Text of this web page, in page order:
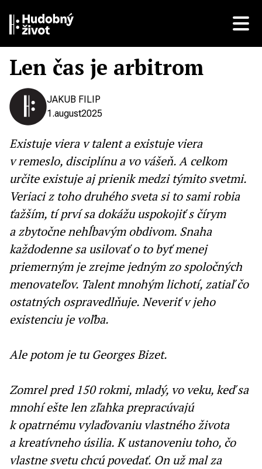
Len čas je arbitrom
JAKUB FILIP
1.august2025
Existuje viera v talent a existuje viera
v remeslo, disciplínu a vo vášeň. A celkom
určite existuje aj prienik medzi týmito svetmi.
Veriaci z toho druhého sveta si to sami robia
ťažším, tí prví sa dokážu uspokojiť s čírym
a zbytočne nehĺbavým obdivom. Snaha
každodenne sa usilovať o to byť menej
priemerným je zrejme jedným zo spoločných
menovateľov. Talent mnohým lichotí, zatiaľ čo
ostatných ospravedlňuje. Neveriť v jeho
existenciu je voľba.
Ale potom je tu Georges Bizet.
Zomrel pred 150 rokmi, mladý, vo veku, keď sa
mnohí ešte len zľahka prepracúvajú
k opatrnému vylaďovaniu vlastného života
a kreatívneho úsilia. K ustanoveniu toho, čo
vlastne svetu chcú povedať. On už mal za